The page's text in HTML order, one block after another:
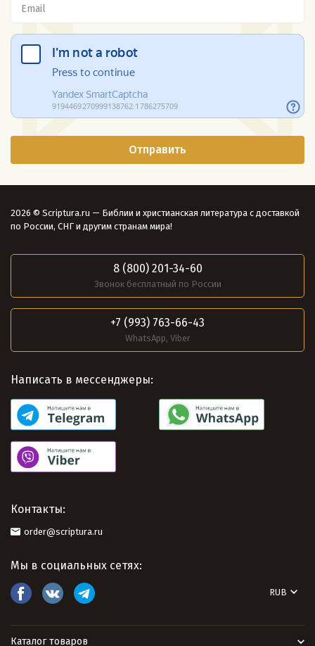
2026 © Scriptura.ru — Библии и христианская литература с доставкой
по России, СНГ и другим странам мира!
8 (800) 201-34-60
Звонок бесплатный по России
+7 (993) 763-66-43
WhatsApp, Viber
Написать в мессенджеры:
Контакты:
order@scriptura.ru
Мы в социальных сетях:
RUB
Каталог товаров